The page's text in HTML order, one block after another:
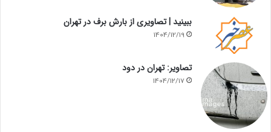
ببینید | تصاویری از بارش برف در تهران
1404/12/19
تصاویر: تهران در دود
1404/12/17